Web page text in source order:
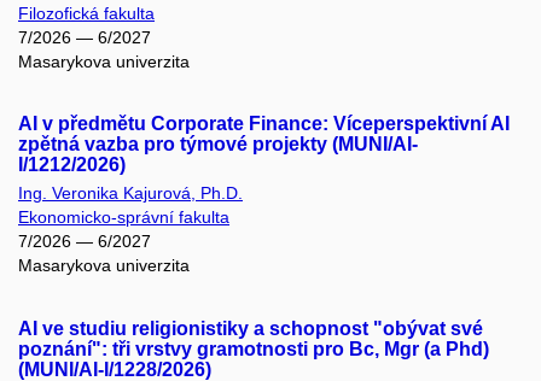
Filozofická fakulta
7/2026 — 6/2027
Masarykova univerzita
AI v předmětu Corporate Finance: Víceperspektivní AI
zpětná vazba pro týmové projekty (MUNI/AI-
I/1212/2026)
Ing. Veronika Kajurová, Ph.D.
Ekonomicko-správní fakulta
7/2026 — 6/2027
Masarykova univerzita
AI ve studiu religionistiky a schopnost "obývat své
poznání": tři vrstvy gramotnosti pro Bc, Mgr (a Phd)
(MUNI/AI-I/1228/2026)